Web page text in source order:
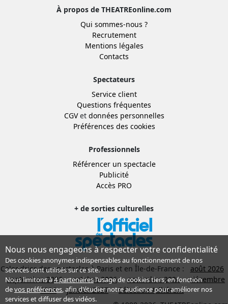
À propos de THEATREonline.com
Qui sommes-nous ?
Recrutement
Mentions légales
Contacts
Spectateurs
Service client
Questions fréquentes
CGVet données personnelles
Préférences des cookies
Professionnels
Référencer un spectacle
Publicité
Accès PRO
+ de sorties culturelles
Calendrier des spectacles à Paris et en Île-de-France :
août 2026
septembre 2026
octobre 2026 novembre 2026
décembre
2026
janvier 2027
Sélection Adhérent
Nous nous engageons à respecter votre confidentialité
Des cookies anonymes indispensables au fonctionnement de nos
services sont utilisés sur ce site.
Nous limitons à4 partenairesl’usage de cookies tiers, en fonction
devos préférences, afin d'étudier notre audience pour améliorer nos
services et diffuser des vidéos.